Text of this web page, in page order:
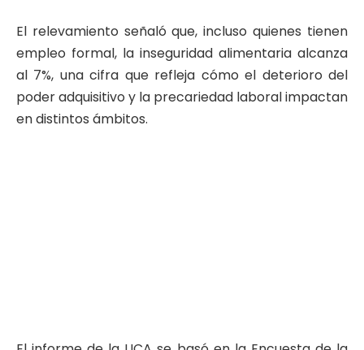
El relevamiento señaló que, incluso quienes tienen
empleo formal, la inseguridad alimentaria alcanza
al 7%, una cifra que refleja cómo el deterioro del
poder adquisitivo y la precariedad laboral impactan
en distintos ámbitos.